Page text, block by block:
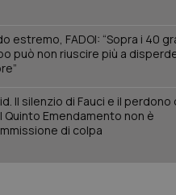
estremo, FADOI: “Sopra i 40
può non riuscire più a
Il silenzio di Fauci e il perdono
Quinto Emendamento non è
di colpa
.hubspotusercontent-
eu1.net